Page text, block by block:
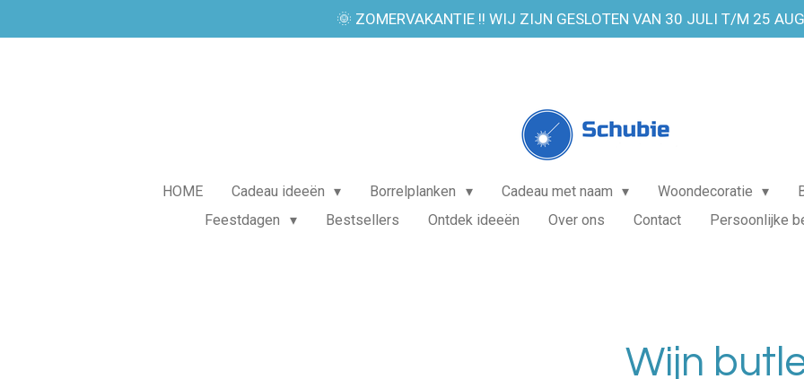
direct
🌞 ZOMERVAKANTIE !! WIJ ZIJN GESLOTEN VAN 30 JULI T/M 25
HOME Cadeau ideeën Borrelplanken Cadeau met naam Woondecoratie
Feestdagen
Bestsellers Ontdek ideeën Over ons Contact Persoonlijke
Wijn